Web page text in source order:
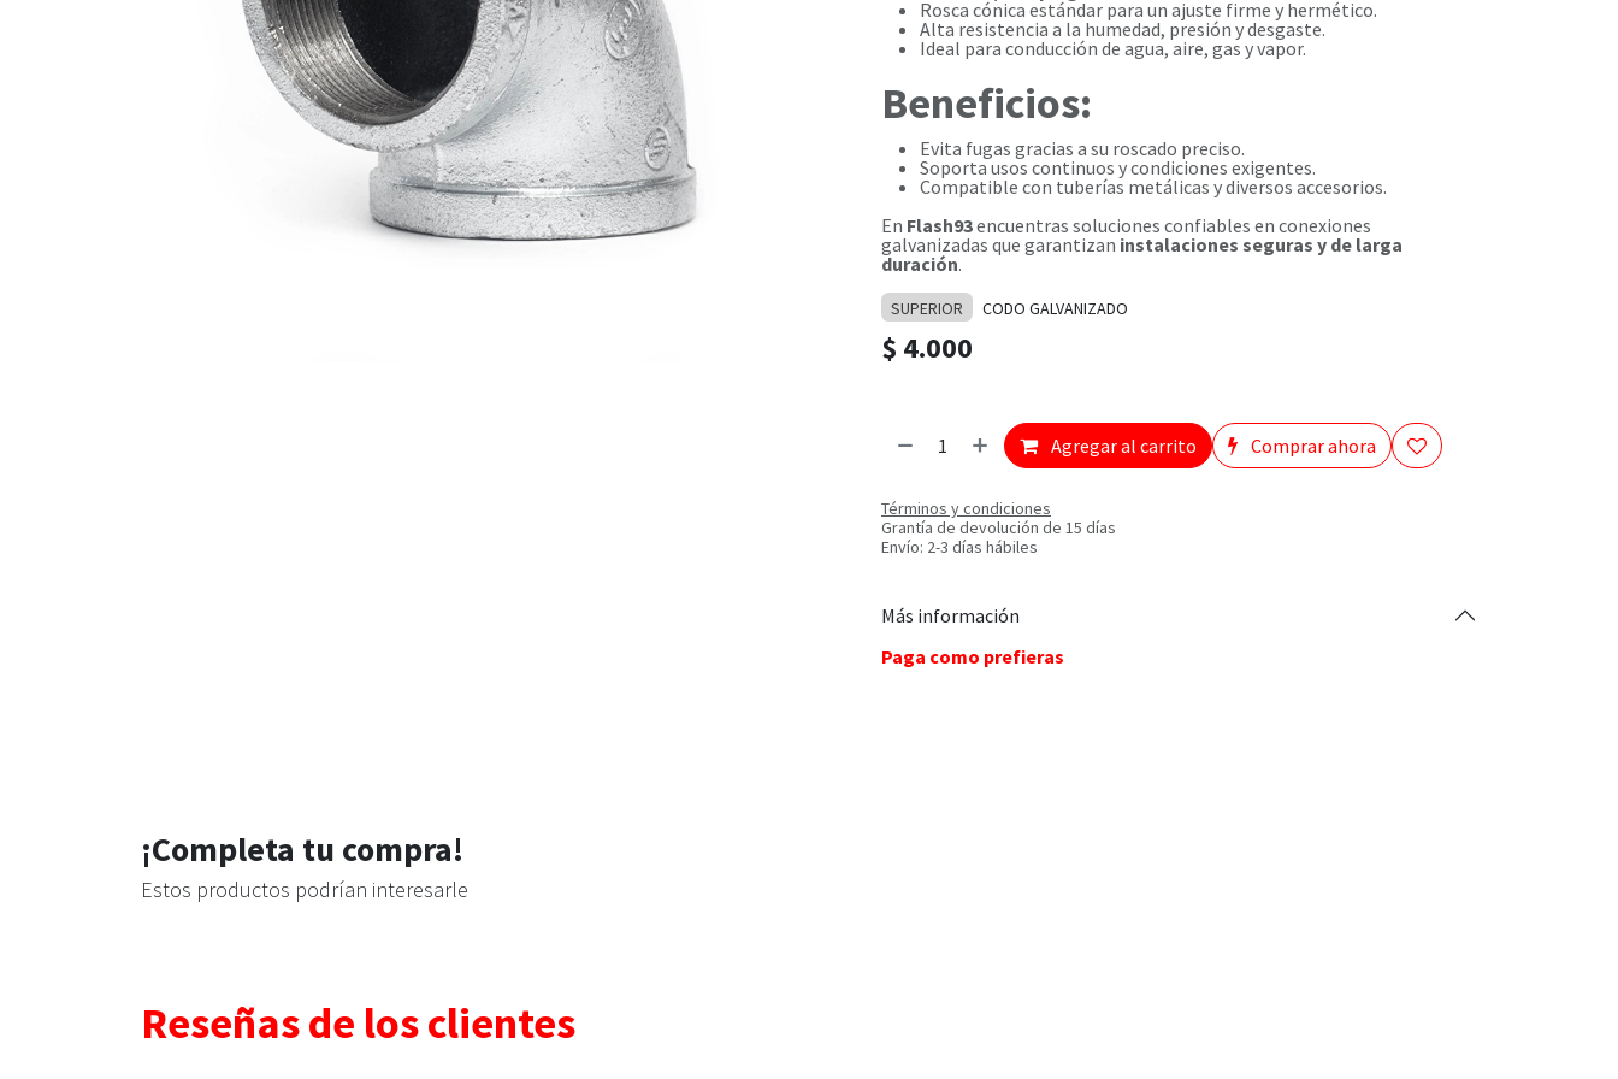
Rosca cónica estándar para un ajuste firme y hermético.
Alta resistencia a la humedad, presión y desgaste.
Ideal para conducción de agua, aire, gas y vapor.
Beneficios:
Evita fugas gracias a su roscado preciso.
Soporta usos continuos y condiciones exigentes.
Compatible con tuberías metálicas y diversos accesorios.
En Flash93encuentras soluciones confiables en conexiones
galvanizadas que garantizan instalaciones seguras y de larga
duración.
SUPERIOR CODO GALVANIZADO
$ 4.000
Agregar al carrito Comprar ahora
Términos y condiciones
Grantía de devolución de 15 días
Envío: 2-3 días hábiles
Más información
Paga como prefieras
¡Completa tu compra!
Estos productos podrían interesarle
Reseñas de los clientes